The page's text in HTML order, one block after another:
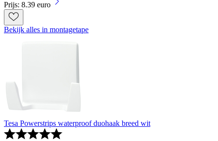
Prijs: 8.39 euro
Bekijk alles in montagetape
Tesa Powerstrips waterproof duohaak breed wit